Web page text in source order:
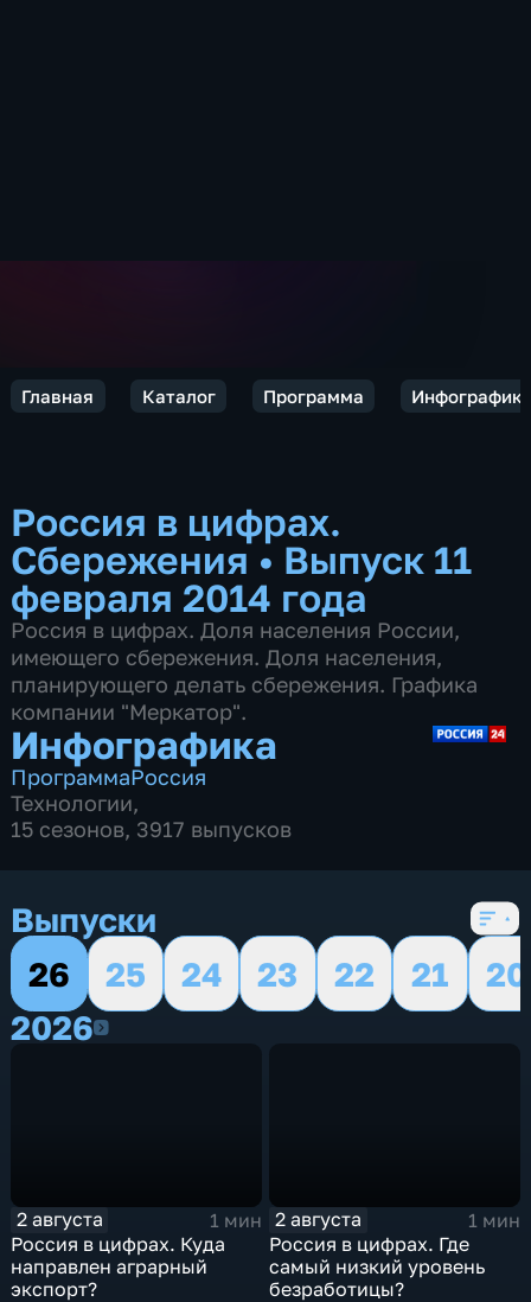
Главная Каталог Программа
Россия в цифрах.
Сбережения• Выпуск 11
февраля 2014 года
Россия в цифрах. Доля населения России,
имеющего сбережения. Доля населения,
планирующего делать сбережения. Графика
компании "Меркатор".
Инфографика
ПрограммаРоссия
Технологии,
15 сезонов, 3917 выпусков
Выпуски
26
25 24 23 22 21
20
20262026
2 августа
1 мин
Россия в цифрах. Куда
направлен аграрный
экспорт?
2 августа
1 мин
Россия в цифрах. Где
самый низкий уровень
безработицы?